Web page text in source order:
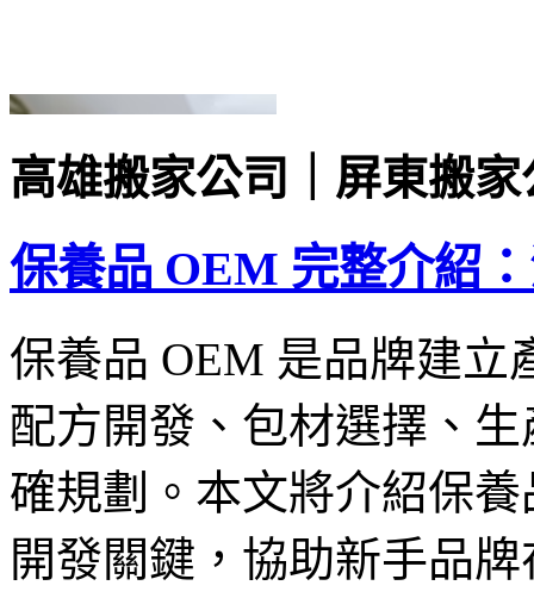
高雄搬家公司｜屏東搬家
保養品 OEM 完整介紹
保養品 OEM 是品牌建立
配方開發、包材選擇、
確規劃。本文將介紹保
開發關鍵，協助新手品